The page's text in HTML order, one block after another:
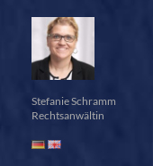
Stefanie Schramm
Rechtsanwältin